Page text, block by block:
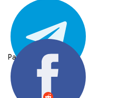
Partager: